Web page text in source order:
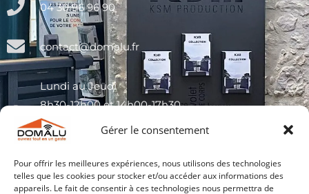
Gérer le consentement
Pour offrir les meilleures expériences, nous utilisons des technologies
telles que les cookies pour stocker et/ou accéder aux informations des
appareils. Le fait de consentir à ces technologies nous permettra de
04 30 96 96 90
contact@domalu.fr
Lundi au Jeudi
8h30-12h00 et 14h00-17h30
Vendredi
8h30-12h00 et 14h00-16h00
Blog